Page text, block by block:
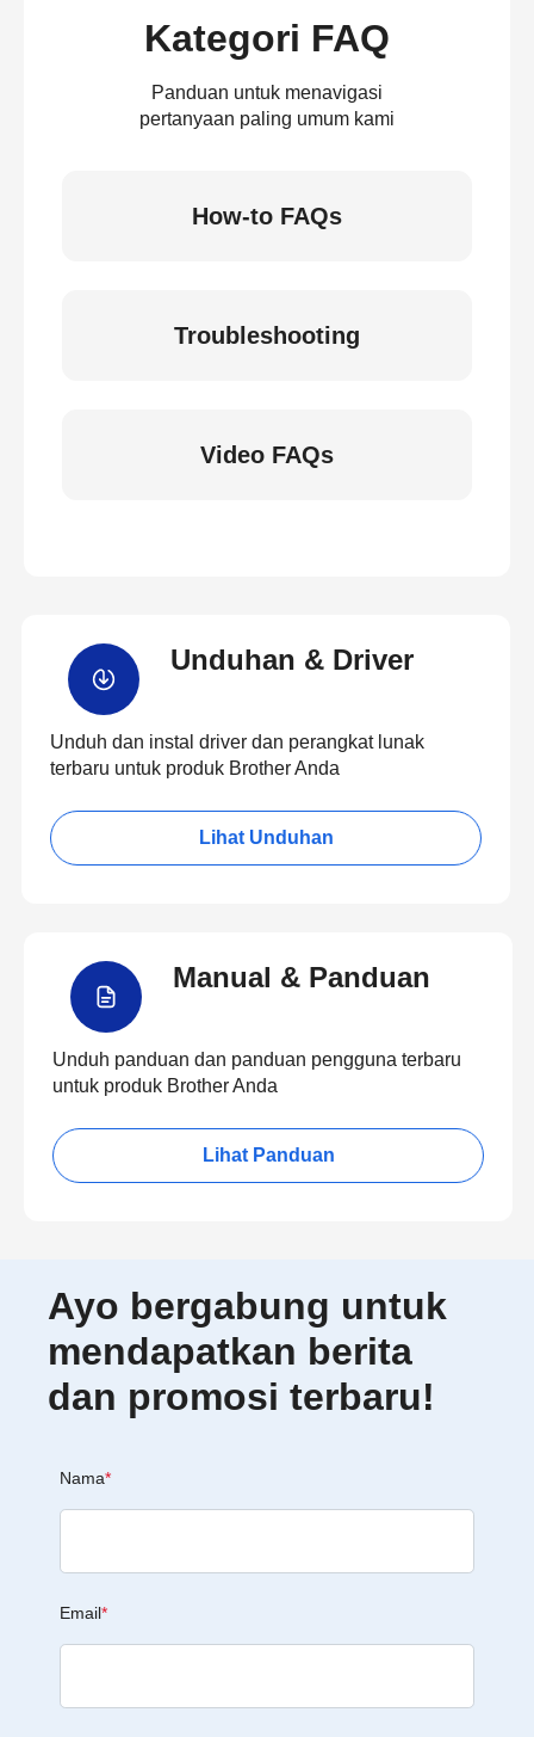
Kategori FAQ
Panduan untuk menavigasi
pertanyaan paling umum kami
How-to FAQs
Troubleshooting
Video FAQs
Unduhan & Driver
Unduh dan instal driver dan perangkat lunak
terbaru untuk produk Brother Anda
Lihat Unduhan
Manual & Panduan
Unduh panduan dan panduan pengguna terbaru
untuk produk Brother Anda
Lihat Panduan
Ayo bergabung untuk
mendapatkan berita
dan promosi terbaru!
Nama*
Email*